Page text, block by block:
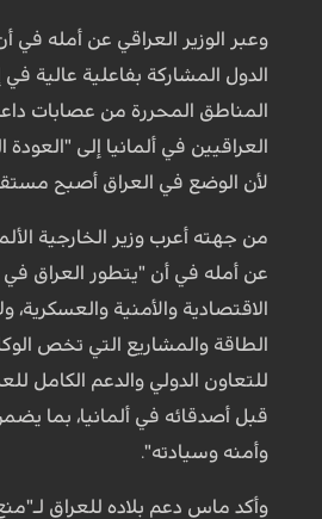
وعبر الوزير العراقي عن أمله في
الدول المشاركة بفاعلية عالية في
المناطق المحررة من عصابات
العراقيين في ألمانيا إلى "العودة
لأن الوضع في العراق أصبح
من جهته أعرب وزير الخارجية
عن أمله في أن "يتطور العراق في
الاقتصادية والأمنية
الطاقة والمشاريع التي تخص
للتعاون الدولي والدعم الكامل
قبل أصدقائه في ألمانيا، بما
وأمنه وسيادته".
وأكد ماس دعم بلاده للعراق